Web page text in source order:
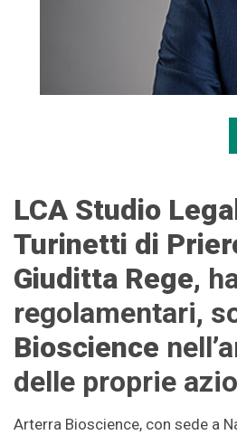
LCA Studio
Turinetti di
Giuditta Rege,
regolamentari,
Bioscience
delle proprie
Arterra Bioscience, con sede a